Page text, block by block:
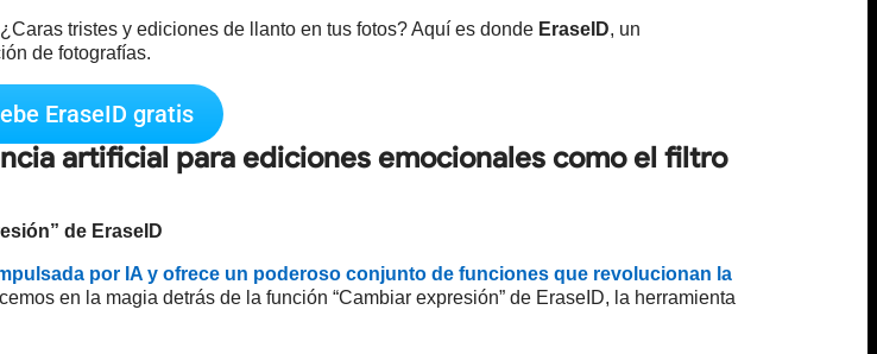
¿Caras tristes y ediciones de llanto en tus fotos? Aquí es donde EraseID, un
de fotografías.
EraseID gratis
artificial para ediciones emocionales como el filtro
de EraseID
por IA y ofrece un poderoso conjunto de funciones que revolucionan la
en la magia detrás de la función “Cambiar expresión” de EraseID, la herramienta